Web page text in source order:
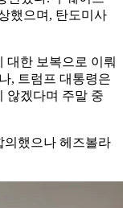
했으며, 탄도미사
대한 보복으로 이뤄
, 트럼프 대통령은
않겠다며 주말 중
의했으나 헤즈볼라